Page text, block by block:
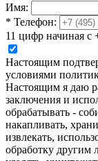
Имя:
* Телефон:
11 цифр начиная с
Настоящим
условиями
Настоящим я даю
заключения и
обрабатывать -
накапливать,
извлекать,
обработку другим